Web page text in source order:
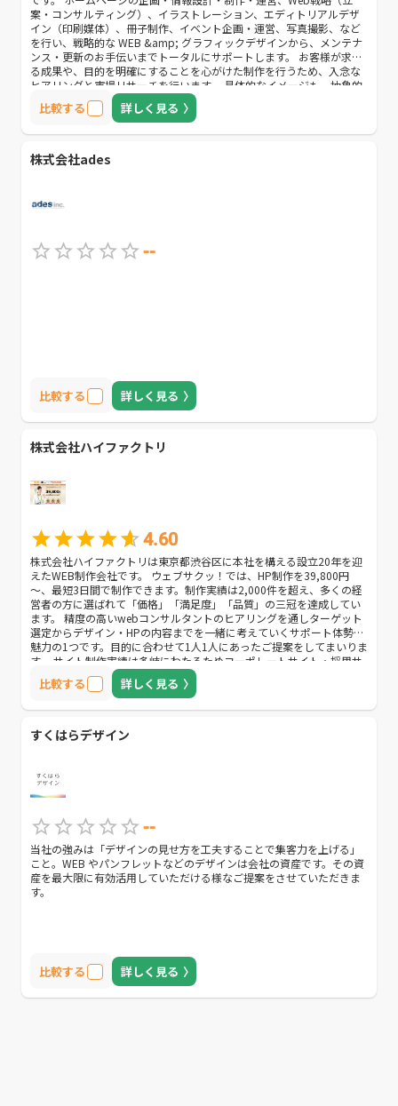
案・コンサルティング）、イラストレーション、エディトリアルデザ
イン（印刷媒体）、冊子制作、イベント企画・運営、写真撮影、など
を行い、戦略的な WEB &amp; グラフィックデザインから、メンテナ
ンス・更新のお手伝いまでトータルにサポートします。 お客様が求め
る成果や、目的を明確にすることを心がけた制作を行うため、入念な
ヒアリングと市場リサーチを行います。 具体的なイメージも、抽象的
なイメージでも、なんでもお聞かせください。 お客様のご回答に合わ
せて最適なご提案をさせていただきます。
比較する 詳しく見る
株式会社ades
--
比較する 詳しく見る
株式会社ハイファクトリ
4.60
株式会社ハイファクトリは東京都渋谷区に本社を構える設立20年を迎
えたWEB制作会社です。 ウェブサクッ！では、HP制作を39,800円
～、最短3日間で制作できます。制作実績は2,000件を超え、多くの経
営者の方に選ばれて「価格」「満足度」「品質」の三冠を達成してい
ます。 精度の高いwebコンサルタントのヒアリングを通しターゲット
選定からデザイン・HPの内容までを一緒に考えていくサポート体勢も
魅力の1つです。目的に合わせて1人1人にあったご提案をしてまいりま
す。 サイト制作実績は多岐にわたるためコーポレートサイト・採用サ
イト・製品紹介サイト（BtoB向け、BtoC向け）・個人サイトまで幅広
く対応可能です。 サイト開設後はリスティング広告運用、リニューア
フォローをしてほしい」方にもおすすめです。
比較する 詳しく見る
すくはらデザイン
--
当社の強みは「デザインの見せ方を工夫することで集客力を上げる」
こと。WEB やパンフレットなどのデザインは会社の資産です。その資
産を最大限に有効活用していただける様なご提案をさせていただきま
す。
比較する 詳しく見る